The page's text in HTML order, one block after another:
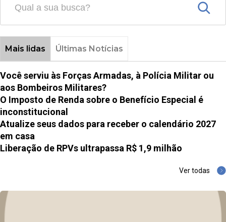
Mais lidas Últimas Notícias
Você serviu às Forças Armadas, à Polícia Militar ou
aos Bombeiros Militares?
O Imposto de Renda sobre o Benefício Especial é
inconstitucional
Atualize seus dados para receber o calendário 2027
em casa
Liberação de RPVs ultrapassa R$ 1,9 milhão
Ver todas